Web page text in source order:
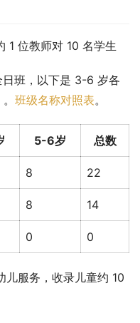
1 位教师对 10 名学生
班，以下是 3-6 岁各
班级名称对照表。
5-6岁 总数
8 22
8 14
0 0
服务，收录儿童约 10